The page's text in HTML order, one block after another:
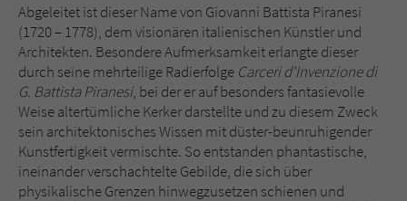
Abgeleitet ist dieser Name von Giovanni Battista Piranesi
(1720 – 1778), dem visionären italienischen Künstler und
Architekten. Besondere Aufmerksamkeit erlangte dieser
durch seine mehrteilige Radierfolge Carceri d'Invenzione di
G. Battista Piranesi, bei der er auf besonders fantasievolle
Weise altertümliche Kerker darstellte und zu diesem Zweck
sein architektonisches Wissen mit düster-beunruhigender
Kunstfertigkeit vermischte. So entstanden phantastische,
ineinander verschachtelte Gebilde, die sich über
physikalische Grenzen hinwegzusetzen schienen und